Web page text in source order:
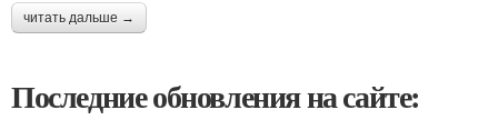
читать дальше →
Последние обновления на сайте: